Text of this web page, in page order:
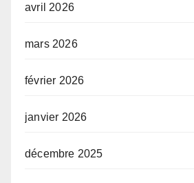
avril 2026
mars 2026
février 2026
janvier 2026
décembre 2025